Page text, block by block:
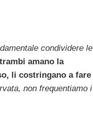
condividere le
amano la
li costringano a fare
non frequentiamo i